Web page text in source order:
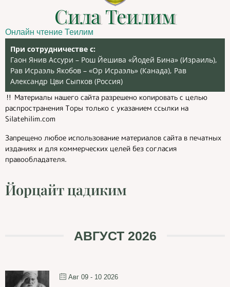
Сила Теилим
Онлайн чтение Теилим
При сотрудничестве с:
Гаон Янив Ассури – Рош Йешива «Йодей Бина» (Израиль),
Рав Исраэль Якобов – «Ор Исраэль» (Канада), Рав
Александр Цви Сыпков (Россия)
‼️ Материалы нашего сайта разрешено копировать с целью
распространения Торы только с указанием ссылки на
Silatehilim.com
Запрещено любое использование материалов сайта в печатных
изданиях и для коммерческих целей без согласия
правообладателя.
Йорцайт цадиким
АВГУСТ 2026
Авг 09 - 10 2026